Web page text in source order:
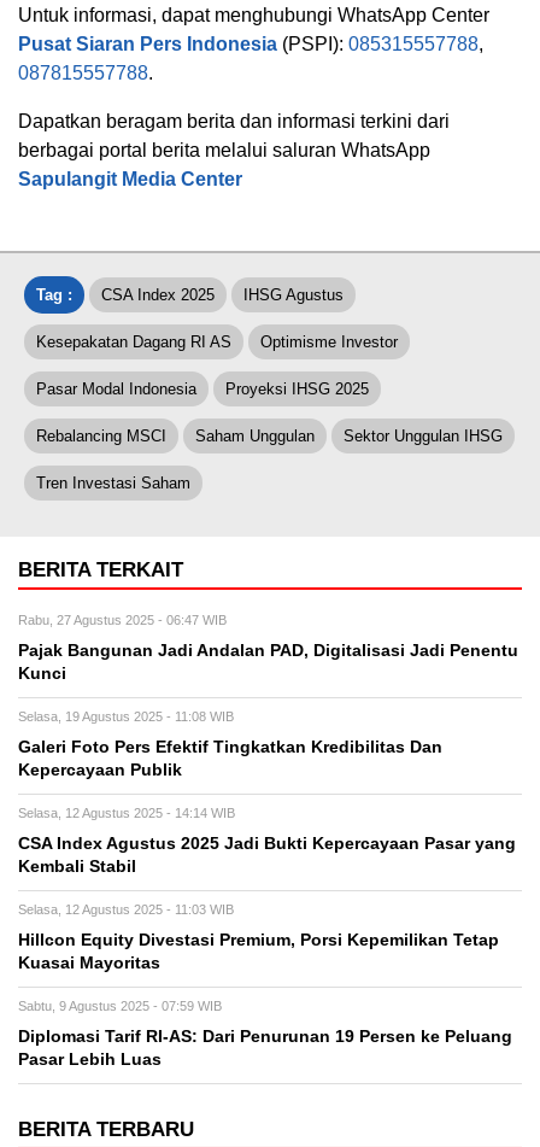
Untuk informasi, dapat menghubungi WhatsApp Center
Pusat Siaran Pers Indonesia (PSPI): 085315557788,
087815557788.
Dapatkan beragam berita dan informasi terkini dari
berbagai portal berita melalui saluran WhatsApp
Sapulangit Media Center
Tag : CSA Index 2025 IHSG Agustus
Kesepakatan Dagang RI AS Optimisme Investor
Pasar Modal Indonesia Proyeksi IHSG 2025
Rebalancing MSCI Saham Unggulan Sektor Unggulan IHSG
Tren Investasi Saham
BERITA TERKAIT
Rabu, 27 Agustus 2025 - 06:47 WIB
Pajak Bangunan Jadi Andalan PAD, Digitalisasi Jadi Penentu
Kunci
Selasa, 19 Agustus 2025 - 11:08 WIB
Galeri Foto Pers Efektif Tingkatkan Kredibilitas Dan
Kepercayaan Publik
Selasa, 12 Agustus 2025 - 14:14 WIB
CSA Index Agustus 2025 Jadi Bukti Kepercayaan Pasar yang
Kembali Stabil
Selasa, 12 Agustus 2025 - 11:03 WIB
Hillcon Equity Divestasi Premium, Porsi Kepemilikan Tetap
Kuasai Mayoritas
Sabtu, 9 Agustus 2025 - 07:59 WIB
Diplomasi Tarif RI-AS: Dari Penurunan 19 Persen ke Peluang
Pasar Lebih Luas
BERITA TERBARU